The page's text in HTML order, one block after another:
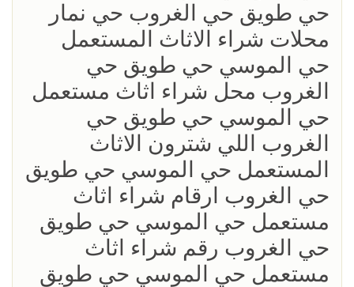
حي طويق حي الغروب حي نمار
محلات شراء الاثاث المستعمل
حي الموسي حي طويق حي
الغروب محل شراء اثاث مستعمل
حي الموسي حي طويق حي
الغروب اللي شترون الاثاث
المستعمل حي الموسي حي طويق
حي الغروب ارقام شراء اثاث
مستعمل حي الموسي حي طويق
حي الغروب رقم شراء اثاث
مستعمل حي الموسي حي طويق